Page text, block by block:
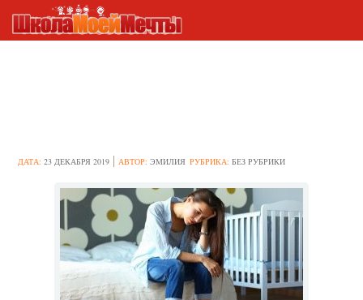
ДАТА:23 ДЕКАБРЯ 2019 АВТОР:ЭМИЛИЯ РУБРИКА:БЕЗ РУБРИКИ